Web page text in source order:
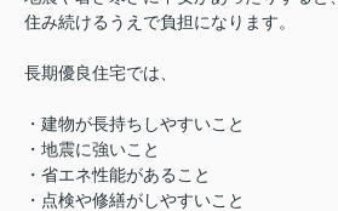
住み続けるうえで負担になります。
長期優良住宅では、
・建物が長持ちしやすいこと
・地震に強いこと
・省エネ性能があること
・点検や修繕がしやすいこと